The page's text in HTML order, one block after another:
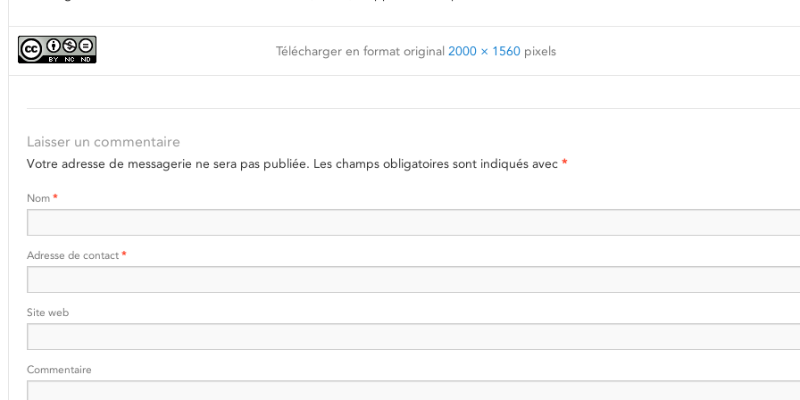
Télécharger en format original 2000 × 1560pixels
Laisser un commentaire
Votre adresse de messagerie ne sera pas publiée. Les champs obligatoires sont indiqués avec *
Nom *
Adresse de contact *
Site web
Commentaire